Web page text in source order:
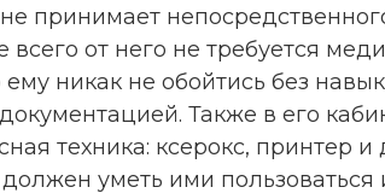
принимает
всего от него не требуется
никак не обойтись без
Также в его
техника: ксерокс, принтер и
уметь ими